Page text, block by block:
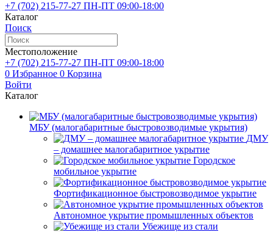
+7 (702) 215-77-27 ПН-ПТ 09:00-18:00
Каталог
Поиск
Местоположение
+7 (702) 215-77-27 ПН-ПТ 09:00-18:00
0 Избранное 0 Корзина
Войти
Каталог
МБУ (малогабаритные быстровозводимые укрытия)
ДМУ
– домашнее малогабаритное укрытие
Городское
мобильное укрытие
Фортификационное быстровозводимое укрытие
Автономное укрытие промышленных объектов
Убежище из стали